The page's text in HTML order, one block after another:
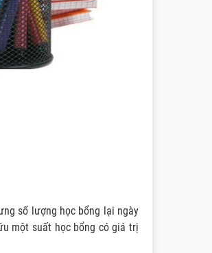
số lượng học bổng lại ngày
một suất học bổng có giá trị